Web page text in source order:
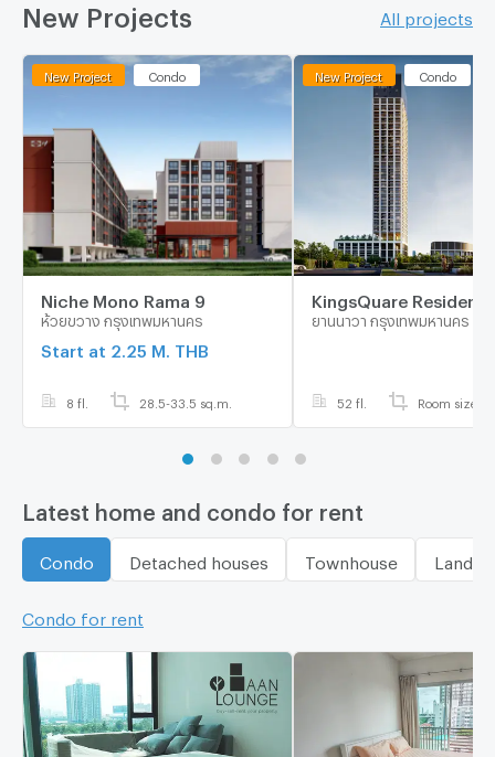
New Projects All projects
New Project Condo
Niche Mono Rama 9
ห้วยขวาง กรุงเทพมหานคร
Start at 2.25 M. THB
8 fl. 28.5-33.5 sq.m.
New Project Condo
KingsQuare
ยานนาวา กรุงเทพมหานคร
52 fl. Room size:
Latest home and condo for rent
Condo Detached houses Townhouse Land
Condo for rent